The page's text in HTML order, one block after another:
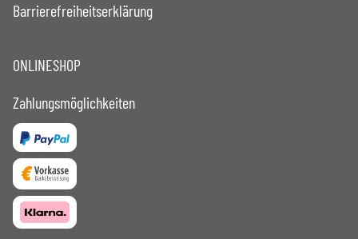
Barrierefreiheitserklärung
ONLINESHOP
Zahlungsmöglichkeiten